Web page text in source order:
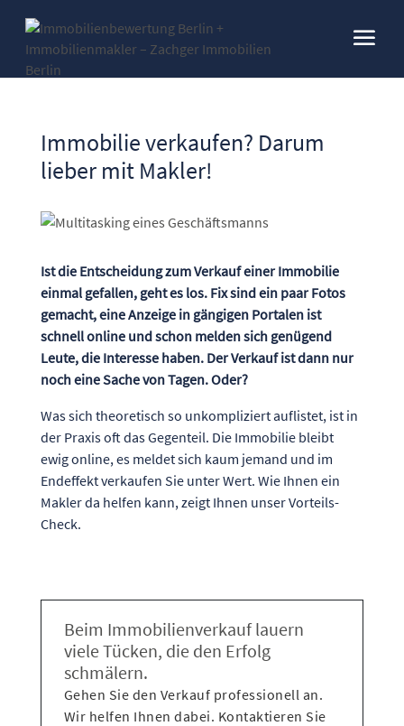
Immobilie verkaufen? Darum
lieber mit Makler!
Ist die Entscheidung zum Verkauf einer Immobilie
einmal gefallen, geht es los. Fix sind ein paar Fotos
gemacht, eine Anzeige in gängigen Portalen ist
schnell online und schon melden sich genügend
Leute, die Interesse haben. Der Verkauf ist dann nur
noch eine Sache von Tagen. Oder?
Was sich theoretisch so unkompliziert auflistet, ist in
der Praxis oft das Gegenteil. Die Immobilie bleibt
ewig online, es meldet sich kaum jemand und im
Endeffekt verkaufen Sie unter Wert. Wie Ihnen ein
Makler da helfen kann, zeigt Ihnen unser Vorteils-
Check.
Beim Immobilienverkauf lauern
viele Tücken, die den Erfolg
schmälern.
Gehen Sie den Verkauf professionell an.
Wir helfen Ihnen dabei. Kontaktieren Sie